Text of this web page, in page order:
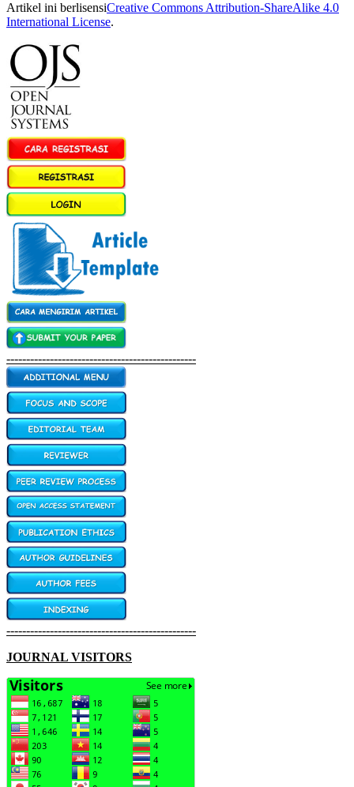
Artikel ini berlisensiCreative Commons Attribution-ShareAlike 4.0
International License.
------------------------------------------------
------------------------------------------------
JOURNAL VISITORS